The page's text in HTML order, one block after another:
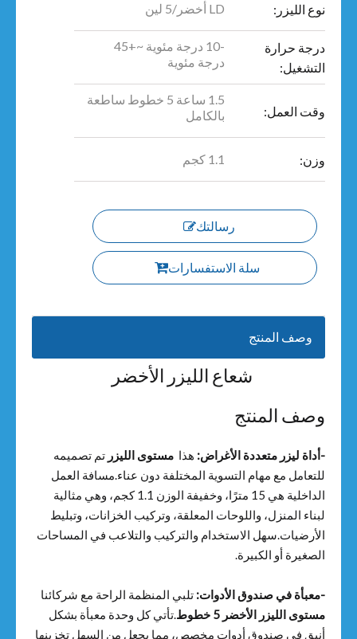
نوع الليزر: LD أخضر/5 لين
درجة حرارة
التشغيل:
-10 درجة مئوية ~+45
درجة مئوية
وقت العمل:
1.5 ساعة 5 خطوط ساطعة
بالكامل
وزن: 1.1 كجم
رسالتك
سلة الاستفسارات
وصف المنتج
شعاع الليزر الأخضر
وصف المنتج
-أداة ليزر متعددة الأغراض: هذا مستوى الليزر تم تصميمه
للتعامل مع مهام التسوية المختلفة دون عناء.مسافة العمل
الداخلية هي 15 مترًا، وخفيفة الوزن 1.1 كجم، وهي مثالية
لبناء المنزل، واللوحات المعلقة، وتركيب الخزانات، وتبليط
الأرضيات.سهل الاستخدام والتركيب والتلاعب في المساحات
الصغيرة أو الكبيرة.
-معبأة في صندوق الأدوات: تلبي المنظمة الراحة مع شركائنا
مستوى الليزر الأخضر 5 خطوط
.تأتي كل وحدة معبأة بشكل
أنيق في صندوق أدوات مخصص، مما يجعل من السهل تخزينها